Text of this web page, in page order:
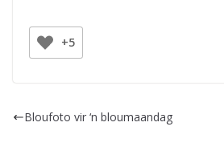
+5
Bloufoto vir ‘n bloumaandag